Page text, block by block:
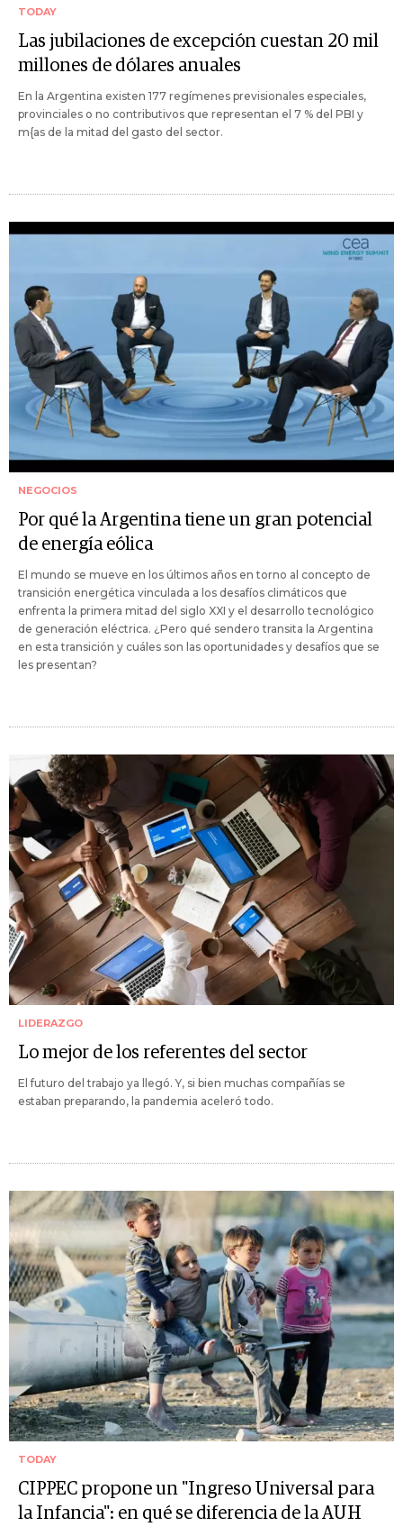
TODAY
Las jubilaciones de excepción cuestan 20 mil
millones de dólares anuales
En la Argentina existen 177 regímenes previsionales especiales,
provinciales o no contributivos que representan el 7 % del PBI y
m{as de la mitad del gasto del sector.
NEGOCIOS
Por qué la Argentina tiene un gran potencial
de energía eólica
El mundo se mueve en los últimos años en torno al concepto de
transición energética vinculada a los desafíos climáticos que
enfrenta la primera mitad del siglo XXI y el desarrollo tecnológico
de generación eléctrica. ¿Pero qué sendero transita la Argentina
en esta transición y cuáles son las oportunidades y desafíos que se
les presentan?
LIDERAZGO
Lo mejor de los referentes del sector
El futuro del trabajo ya llegó. Y, si bien muchas compañías se
estaban preparando, la pandemia aceleró todo.
TODAY
CIPPEC propone un "Ingreso Universal para
la Infancia": en qué se diferencia de la AUH